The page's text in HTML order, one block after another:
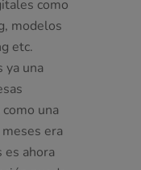
como
modelos
etc.
ya una
una
era
es ahora